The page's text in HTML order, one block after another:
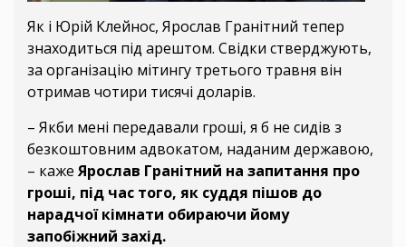
Як і Юрій Клейнос, Ярослав Гранітний тепер
знаходиться під арештом. Свідки стверджують,
за організацію мітингу третього травня він
отримав чотири тисячі доларів.
– Якби мені передавали гроші, я б не сидів з
безкоштовним адвокатом, наданим державою,
– каже Ярослав Гранітний на запитання про
гроші, під час того, як суддя пішов до
нарадчої кімнати обираючи йому
запобіжний захід.